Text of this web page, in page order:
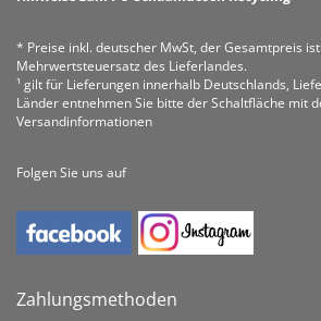
* Preise inkl. deutscher MwSt, der Gesamtpreis
Mehrwertsteuersatz des Lieferlandes.
¹ gilt für Lieferungen innerhalb Deutschlands,
Länder entnehmen Sie bitte der Schaltfläche mit
Versandinformationen
Folgen Sie uns auf
Zahlungsmethoden